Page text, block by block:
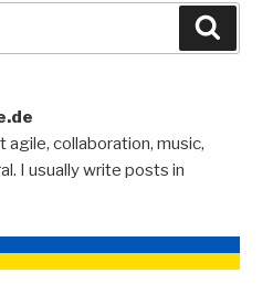
agile, collaboration, music,
I usually write posts in